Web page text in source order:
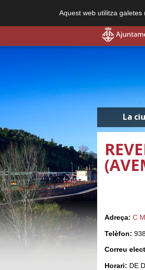
Aquest web utilitza
La
Adreça: C
Telèfon:
Correu
Horari: DE